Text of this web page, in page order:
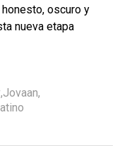
oscuro y
nueva etapa
,Jovaan,